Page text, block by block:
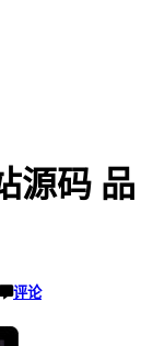
源码 品
评论